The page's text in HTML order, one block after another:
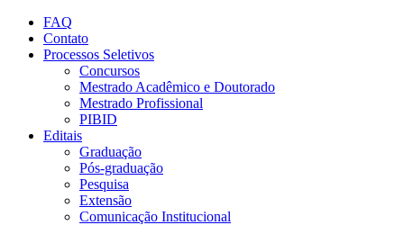
Conteúdo principal
FAQ
Contato
Processos Seletivos
Concursos
Mestrado Acadêmico e Doutorado
Mestrado Profissional
PIBID
Editais
Graduação
Pós-graduação
Pesquisa
Extensão
Comunicação Institucional